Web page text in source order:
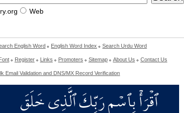
Web
English Word English Word Index Search Urdu Word
Register Links Promoters Sitemap About Us Contact Us
Email Validation and DNS/MX Record Verification